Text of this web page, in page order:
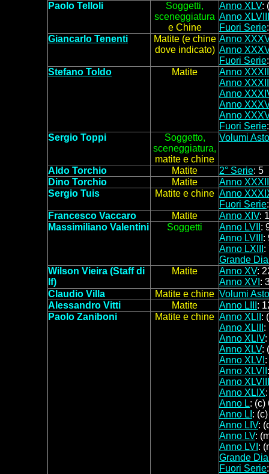
Paolo Telloli
Soggetti,
sceneggiatura
e Chine
Anno XLV:
Anno XLVIII
Fuori Serie
Giancarlo Tenenti
Matite (e chine
dove indicato)
Anno
Anno
Fuori Serie
Stefano Toldo
Matite
Anno XXXII
Anno
Anno
Anno
Anno
Fuori Serie
Sergio Toppi
Soggetto,
sceneggiatura,
matite e chine
Volumi
Aldo Torchio Matite 2° Serie: 5
Dino Torchio
Matite
Anno
Sergio Tuis
Matite e chine Anno
Fuori Serie
Francesco Vaccaro
Matite Anno XIV:
Massimiliano Valentini
Soggetti Anno LVII :
Anno LVIII :
Anno LXIII :
Grande
Wilson Vieira (Staff di
If)
Matite Anno XV:
Anno XVI :
Claudio Villa
Matite e chine Volumi
Alessandro Vitti
Matite Anno LIII :
Paolo Zaniboni
Matite e chine Anno XLII :
Anno XLIII :
Anno XLIV:
Anno XLV:
Anno XLVI
Anno XLVII
Anno XLVIII
Anno XLIX
Anno L: (c)
Anno LI :
Anno LIV:
Anno LV:
Anno LVI :
Grande
Fuori Serie